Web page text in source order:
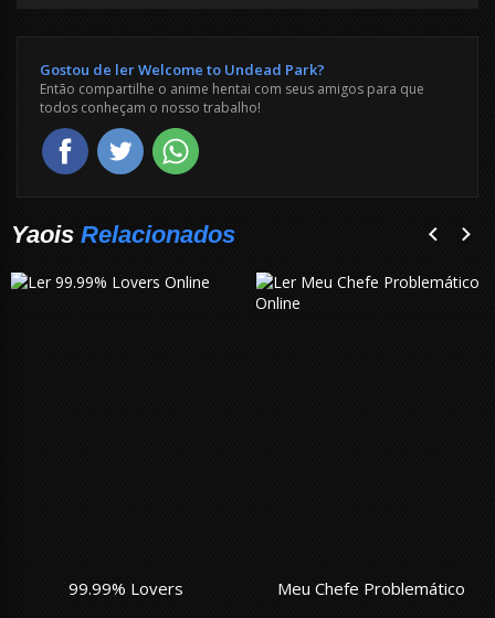
Gostou de ler Welcome to Undead Park?
Então compartilhe o anime hentai com seus amigos para que
todos conheçam o nosso trabalho!
Yaois Relacionados
99.99% Lovers Meu Chefe Problemático